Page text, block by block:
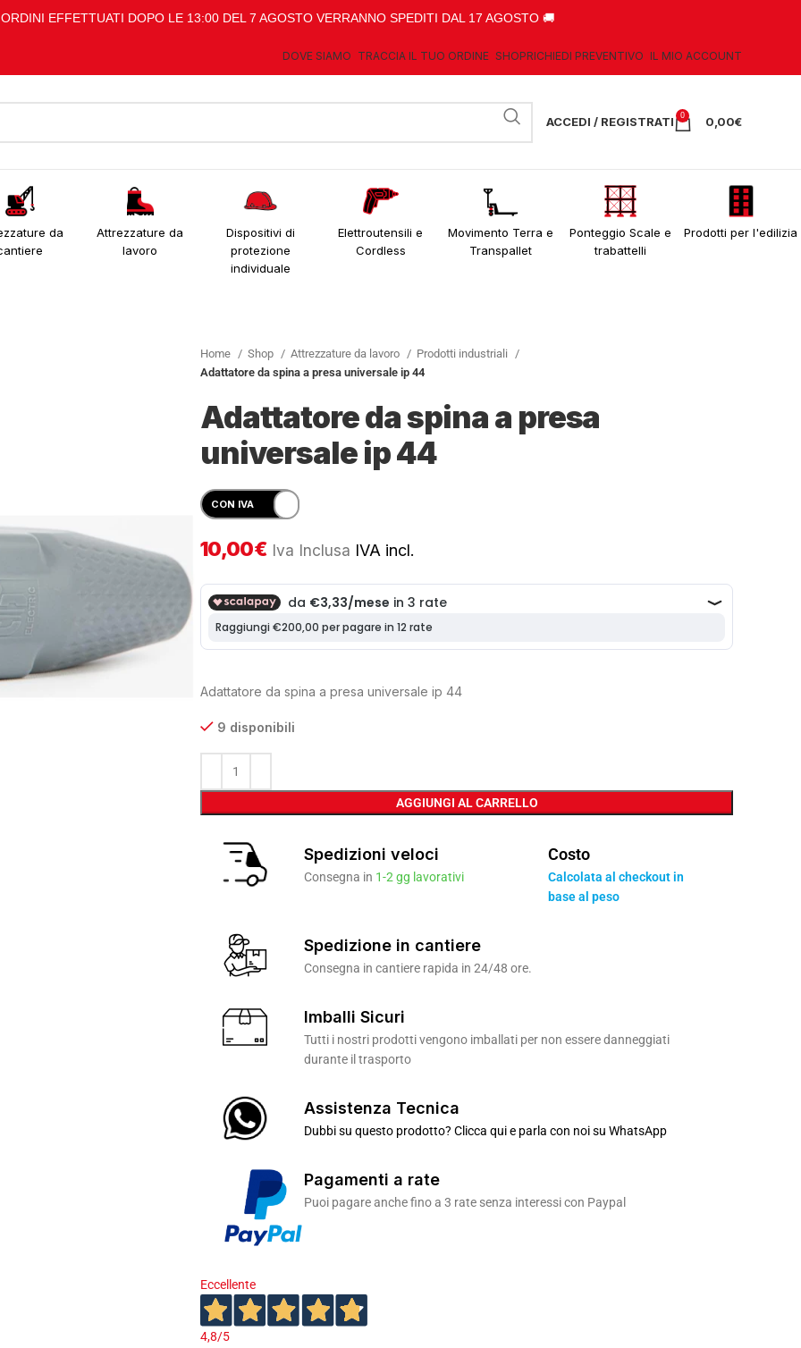
EFFETTUATI DOPO LE 13:00 DEL 7 AGOSTO VERRANNO SPEDITI DAL 17 AGOSTO 🚚
DOVE SIAMO TRACCIA IL TUO ORDINE SHOPRICHIEDI PREVENTIVO IL MIO ACCOUNT
ACCEDI / REGISTRATI 0 0,00€
da
Attrezzature da
lavoro
Dispositivi di
protezione
individuale
Elettroutensili e
Cordless
Movimento Terra e
Transpallet
Ponteggio Scale e
trabattelli
Prodotti per l'edilizia
Home Shop Attrezzature da lavoro
Prodotti industriali
Adattatore da spina a presa universale ip 44
Adattatore da spina a presa
universale ip 44
10,00€ Iva Inclusa IVA incl.
Adattatore da spina a presa universale ip 44
9 disponibili
AGGIUNGI AL CARRELLO
Spedizioni veloci
Consegna in 1-2 gg lavorativi
Costo
Calcolata al checkout in
base al peso
Spedizione in cantiere
Consegna in cantiere rapida in 24/48 ore.
Imballi Sicuri
Tutti i nostri prodotti vengono imballati per non essere danneggiati
durante il trasporto
Assistenza Tecnica
Dubbi su questo prodotto? Clicca qui e parla con noi su WhatsApp
Pagamenti a rate
Puoi pagare anche fino a 3 rate senza interessi con Paypal
Eccellente
4,8/5